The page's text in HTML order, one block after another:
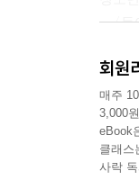
기를
--- 「
처음
인간
- 〈들
수학
과제
알게
겁먹
역사
회원
매주
3,000
eBook
클래스
사락